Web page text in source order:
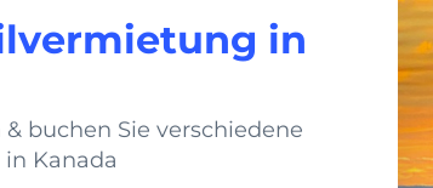
in
buchen Sie verschiedene
Kanada